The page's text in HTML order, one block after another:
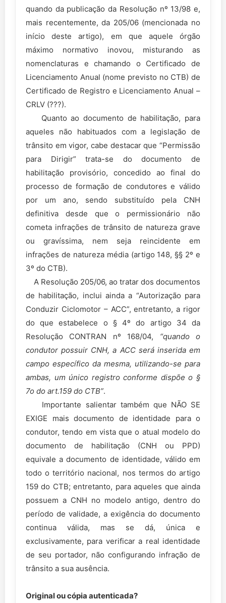
quando da publicação da Resolução nº 13/98 e,
mais recentemente, da 205/06 (mencionada no
início deste artigo), em que aquele órgão
máximo normativo inovou, misturando as
nomenclaturas e chamando o Certificado de
Licenciamento Anual (nome previsto no CTB) de
Certificado de Registro e Licenciamento Anual –
CRLV (???).
Quanto ao documento de habilitação, para
aqueles não habituados com a legislação de
trânsito em vigor, cabe destacar que “Permissão
para Dirigir” trata-se do documento de
habilitação provisório, concedido ao final do
processo de formação de condutores e válido
por um ano, sendo substituído pela CNH
definitiva desde que o permissionário não
cometa infrações de trânsito de natureza grave
ou gravíssima, nem seja reincidente em
infrações de natureza média (artigo 148, §§ 2º e
3º do CTB).
A Resolução 205/06, ao tratar dos documentos
de habilitação, inclui ainda a “Autorização para
Conduzir Ciclomotor – ACC”, entretanto, a rigor
do que estabelece o § 4º do artigo 34 da
Resolução CONTRAN nº 168/04, “quando o
condutor possuir CNH, a ACC será inserida em
campo específico da mesma, utilizando-se para
ambas, um único registro conforme dispõe o §
7o do art.159 do CTB”.
Importante salientar também que NÃO SE
EXIGE mais documento de identidade para o
condutor, tendo em vista que o atual modelo do
documento de habilitação (CNH ou PPD)
equivale a documento de identidade, válido em
todo o território nacional, nos termos do artigo
159 do CTB; entretanto, para aqueles que ainda
possuem a CNH no modelo antigo, dentro do
período de validade, a exigência do documento
continua válida, mas se dá, única e
exclusivamente, para verificar a real identidade
de seu portador, não configurando infração de
trânsito a sua ausência.
Original ou cópia autenticada?